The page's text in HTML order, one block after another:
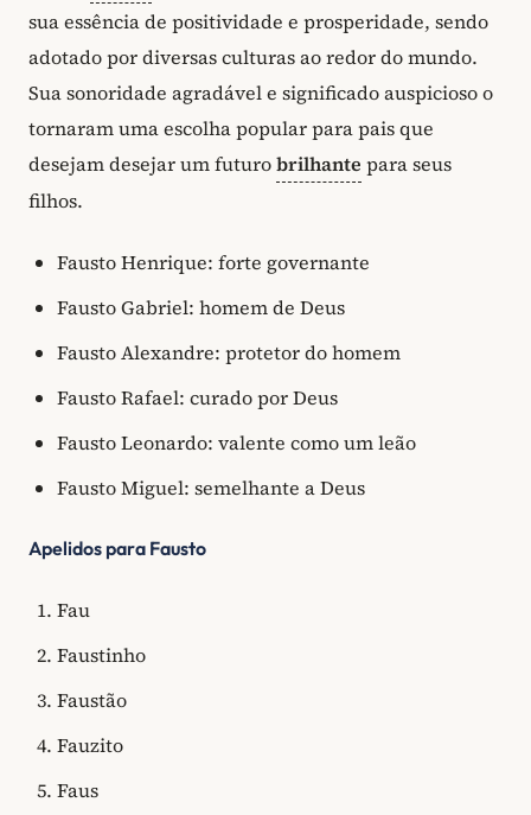
sua essência de positividade e prosperidade, sendo
adotado por diversas culturas ao redor do mundo.
Sua sonoridade agradável e significado auspicioso o
tornaram uma escolha popular para pais que
desejam desejar um futurobrilhante para seus
filhos.
Fausto Henrique: forte governante
Fausto Gabriel: homem de Deus
Fausto Alexandre: protetor do homem
Fausto Rafael: curado por Deus
Fausto Leonardo: valente como um leão
Fausto Miguel: semelhante a Deus
Apelidos para Fausto
Fau
Faustinho
Faustão
Fauzito
Faus